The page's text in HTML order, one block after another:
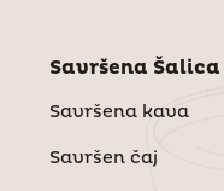
Savršena Šalica
Savršena kava
Savršen čaj